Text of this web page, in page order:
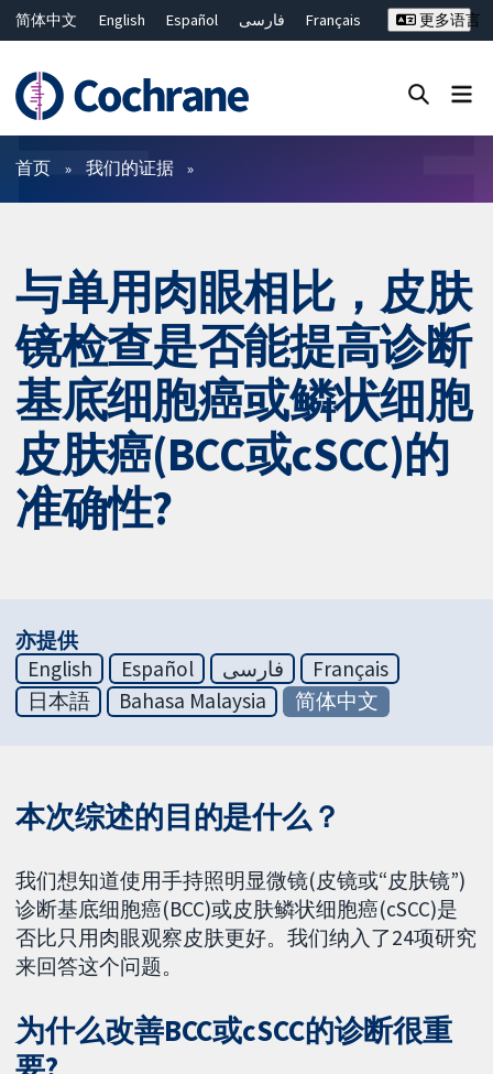
简体中文 English Español فارسی
Français
ไทย
繁體中文
更多语言
过滤
首页 我们的证据
与单用肉眼相比，皮肤
镜检查是否能提高诊断
基底细胞癌或鳞状细胞
皮肤癌(BCC或cSCC)的
准确性?
亦提供
English
Español فارسی
Français
日本語
Bahasa Malaysia 简体中文
本次综述的目的是什么？
我们想知道使用手持照明显微镜(皮镜或“皮肤镜”)
诊断基底细胞癌(BCC)或皮肤鳞状细胞癌(cSCC)是
否比只用肉眼观察皮肤更好。我们纳入了24项研究
来回答这个问题。
为什么改善BCC或cSCC的诊断很重